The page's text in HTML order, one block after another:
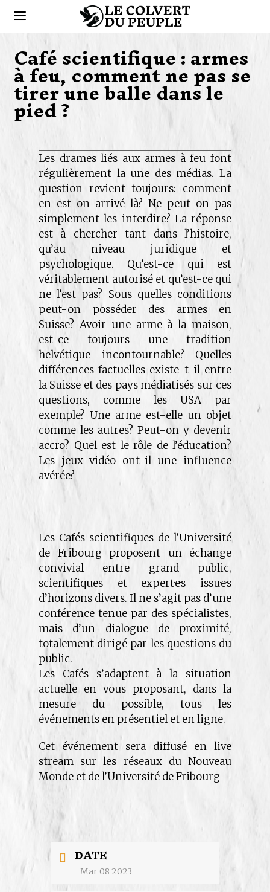
Café scientifique : armes
à feu, comment ne pas se
tirer une balle dans le
pied ?
Les drames liés aux armes à feu font
régulièrement la une des médias. La
question revient toujours: comment
en est-on arrivé là? Ne peut-on pas
simplement les interdire? La réponse
est à chercher tant dans l’histoire,
qu’au niveau juridique et
psychologique. Qu’est-ce qui est
véritablement autorisé et qu’est-ce qui
ne l’est pas? Sous quelles conditions
peut-on posséder des armes en
Suisse? Avoir une arme à la maison,
est-ce toujours une tradition
helvétique incontournable? Quelles
différences factuelles existe-t-il entre
la Suisse et des pays médiatisés sur ces
questions, comme les USA par
exemple? Une arme est-elle un objet
comme les autres? Peut-on y devenir
accro? Quel est le rôle de l’éducation?
Les jeux vidéo ont-il une influence
avérée?
Les Cafés scientifiques de l’Université
de Fribourg proposent un échange
convivial entre grand public,
scientifiques et expert·e·s issu·e·s
d’horizons divers. Il ne s’agit pas d’une
conférence tenue par des spécialistes,
mais d’un dialogue de proximité,
totalement dirigé par les questions du
public.
Les Cafés s’adaptent à la situation
actuelle en vous proposant, dans la
mesure du possible, tous les
événements en présentiel et en ligne.
Cet événement sera diffusé en live
stream sur les réseaux du Nouveau
Monde et de l’Université de Fribourg
DATE
Mar 08 2023